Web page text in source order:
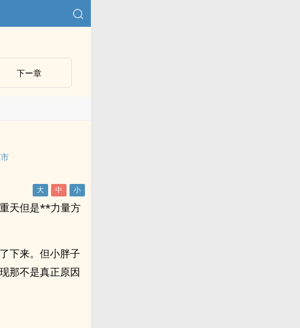
下ー章
天但是**力量方
下来。但小胖子
那不是真正原因